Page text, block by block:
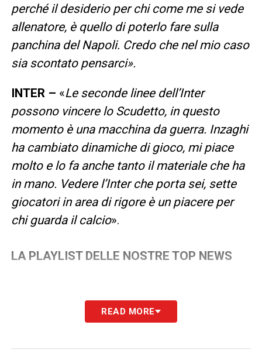
perché il desiderio per chi come me si vede
allenatore, è quello di poterlo fare sulla
panchina del Napoli. Credo che nel mio caso
sia scontato pensarci».
INTER – «Le seconde linee dell’Inter
possono vincere lo Scudetto, in questo
momento è una macchina da guerra. Inzaghi
ha cambiato dinamiche di gioco, mi piace
molto e lo fa anche tanto il materiale che ha
in mano. Vedere l’Inter che porta sei, sette
giocatori in area di rigore è un piacere per
chi guarda il calcio».
LA PLAYLIST DELLE NOSTRE TOP NEWS
READ MORE